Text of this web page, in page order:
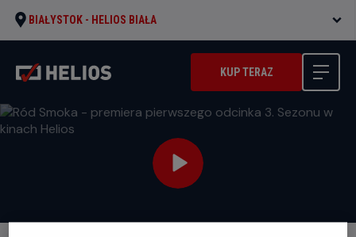
BIAŁYSTOK - HELIOS BIAŁA
KUP TERAZ